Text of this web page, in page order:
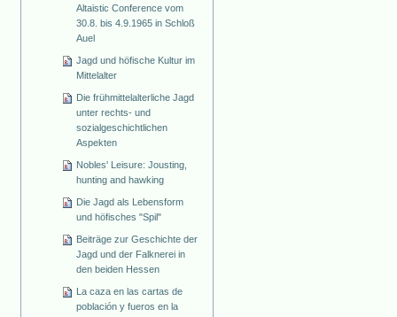
Altaistic Conference vom
30.8. bis 4.9.1965 in Schloß
Auel
Jagd und höfische Kultur im
Mittelalter
Die frühmittelalterliche Jagd
unter rechts- und
sozialgeschichtlichen
Aspekten
Nobles' Leisure: Jousting,
hunting and hawking
Die Jagd als Lebensform
und höfisches "Spil"
Beiträge zur Geschichte der
Jagd und der Falknerei in
den beiden Hessen
La caza en las cartas de
población y fueros en la